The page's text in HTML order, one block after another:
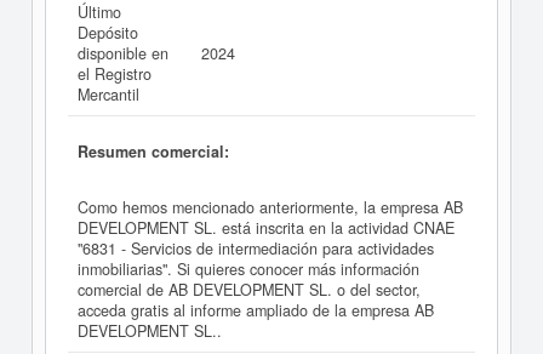
Último
Depósito
disponible en
el Registro
Mercantil
2024
Resumen comercial:
Como hemos mencionado anteriormente, la empresa AB
DEVELOPMENT SL. está inscrita en la actividad CNAE
"6831 - Servicios de intermediación para actividades
inmobiliarias". Si quieres conocer más información
comercial de AB DEVELOPMENT SL. o del sector,
acceda gratis al informe ampliado de la empresa AB
DEVELOPMENT SL..